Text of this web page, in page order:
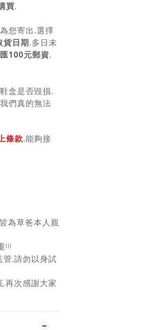
買.
您寄出.選擇
貨日期.多日未
100元郵資.
盒是否毀損.
們真的無法
條款.能夠接
為草爸本人親
!!!
管,請勿以身試
再次感謝大家